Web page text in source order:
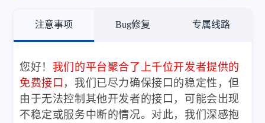
注意事项 Bug修复 专属线路
您好！ 我们的平台聚合了上千位开发者提供的
免费接口 ，我们已尽力确保接口的稳定性，但
由于无法控制其他开发者的接口，可能会出现
不稳定或服务中断的情况。对此，我们深感抱